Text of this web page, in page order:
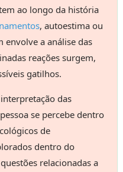
ao longo da história
, autoestima ou
envolve a análise das
reações surgem,
gatilhos.
das
se percebe dentro
de
dentro do
relacionadas a